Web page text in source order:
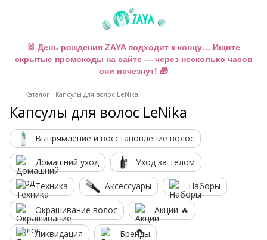
🐰 День рождения ZAYA подходит к концу… Ищите
скрытые промокоды на сайте — через несколько часов
они исчезнут! 🎁
Каталог Капсулы для волос LeNika
Капсулы для волос LeNika
Выпрямление и восстановление волос
Домашний уход Уход за телом
Техника Аксессуары Наборы
Окрашивание волос Акции 🔥
Ликвидация Бренды